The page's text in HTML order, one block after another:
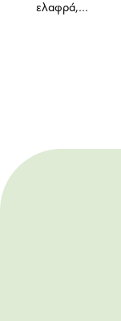
ελαφρά,…